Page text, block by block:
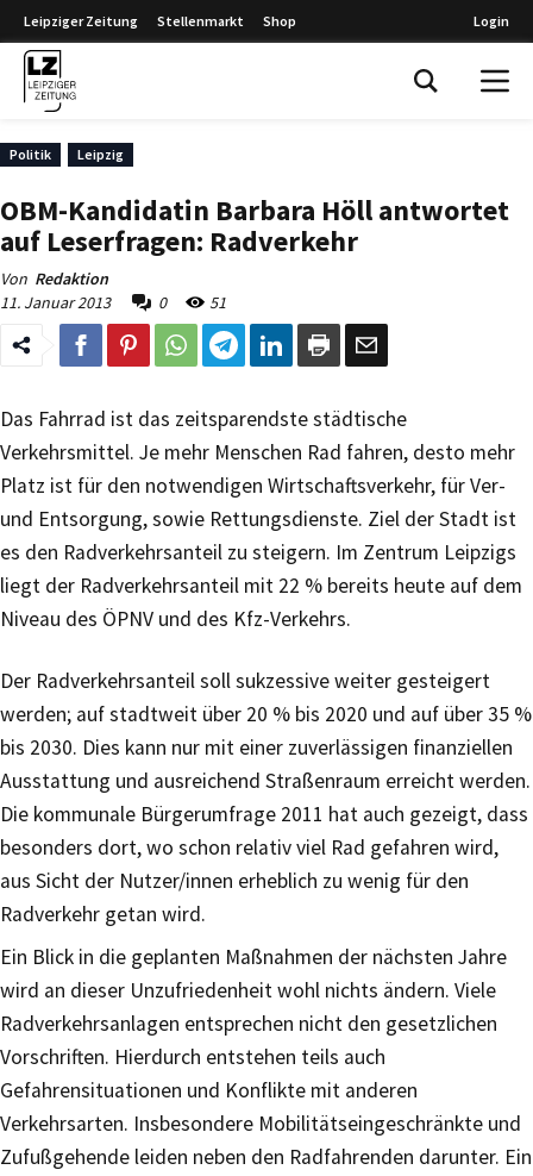
Leipziger Zeitung Stellenmarkt Shop Login
Politik Leipzig
OBM-Kandidatin Barbara Höll antwortet
auf Leserfragen: Radverkehr
Von Redaktion
11. Januar 2013
0 51
Das Fahrrad ist das zeitsparendste städtische
Verkehrsmittel. Je mehr Menschen Rad fahren, desto mehr
Platz ist für den notwendigen Wirtschaftsverkehr, für Ver-
und Entsorgung, sowie Rettungsdienste. Ziel der Stadt ist
es den Radverkehrsanteil zu steigern. Im Zentrum Leipzigs
liegt der Radverkehrsanteil mit 22 % bereits heute auf dem
Niveau des ÖPNV und des Kfz-Verkehrs.
Der Radverkehrsanteil soll sukzessive weiter gesteigert
werden; auf stadtweit über 20 % bis 2020 und auf über 35 %
bis 2030. Dies kann nur mit einer zuverlässigen finanziellen
Ausstattung und ausreichend Straßenraum erreicht werden.
Die kommunale Bürgerumfrage 2011 hat auch gezeigt, dass
besonders dort, wo schon relativ viel Rad gefahren wird,
aus Sicht der Nutzer/innen erheblich zu wenig für den
Radverkehr getan wird.
Ein Blick in die geplanten Maßnahmen der nächsten Jahre
wird an dieser Unzufriedenheit wohl nichts ändern. Viele
Radverkehrsanlagen entsprechen nicht den gesetzlichen
Vorschriften. Hierdurch entstehen teils auch
Gefahrensituationen und Konflikte mit anderen
Verkehrsarten. Insbesondere Mobilitätseingeschränkte und
Zufußgehende leiden neben den Radfahrenden darunter. Ein